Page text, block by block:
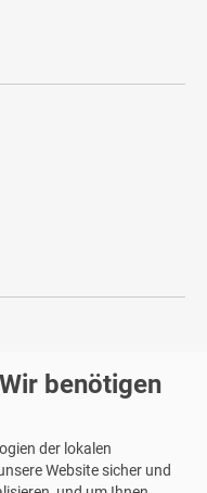
und Postfilialen
benötigen
der lokalen
Website sicher und